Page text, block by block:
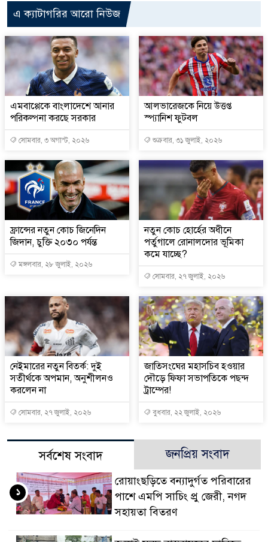
এ ক্যাটাগরির আরো নিউজ
এমবাপ্পেকে বাংলাদেশে আনার
পরিকল্পনা করছে সরকার
সোমবার, ৩ অগাস্ট, ২০২৬
আলভারেজকে নিয়ে উত্তপ্ত
স্প্যানিশ ফুটবল
শুক্রবার, ৩১ জুলাই, ২০২৬
ফ্রান্সের নতুন কোচ জিনেদিন
জিদান, চুক্তি ২০৩০ পর্যন্ত
মঙ্গলবার, ২৮ জুলাই, ২০২৬
নতুন কোচ হোর্হের অধীনে
পর্তুগালে রোনালদোর ভূমিকা
কমে যাচ্ছে?
সোমবার, ২৭ জুলাই, ২০২৬
নেইমারের নতুন বিতর্ক: দুই
সতীর্থকে অপমান, অনুশীলনও
করলেন না
সোমবার, ২৭ জুলাই, ২০২৬
জাতিসংঘের মহাসচিব হওয়ার
দৌড়ে ফিফা সভাপতিকে পছন্দ
ট্রাম্পের!
বুধবার, ২২ জুলাই, ২০২৬
সর্বশেষ সংবাদ জনপ্রিয় সংবাদ
রোয়াংছড়িতে বন্যাদুর্গত পরিবারের
পাশে এমপি সাচিং প্রু জেরী, নগদ
সহায়তা বিতরণ
১